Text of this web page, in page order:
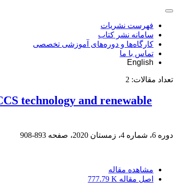
فهرست نشریات
سامانه نشر کتاب
کارگاه‌ها و دوره‌های آموزشی تخصصی
تماس با ما
English
تعداد مقالات: 2
technology and renewable
دوره 6، شماره 4، زمستان 2020، صفحه 893-908
مشاهده مقاله
اصل مقاله 777.79 K